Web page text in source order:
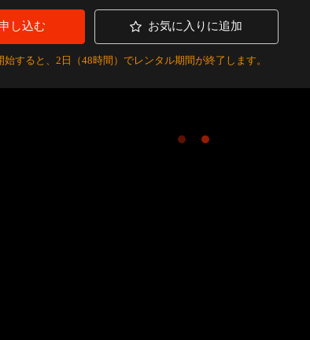
し込む お気に入りに追加
すると、2日（48時間）でレンタル期間が終了します。